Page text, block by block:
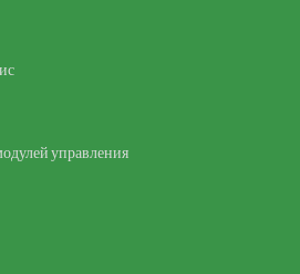
управления